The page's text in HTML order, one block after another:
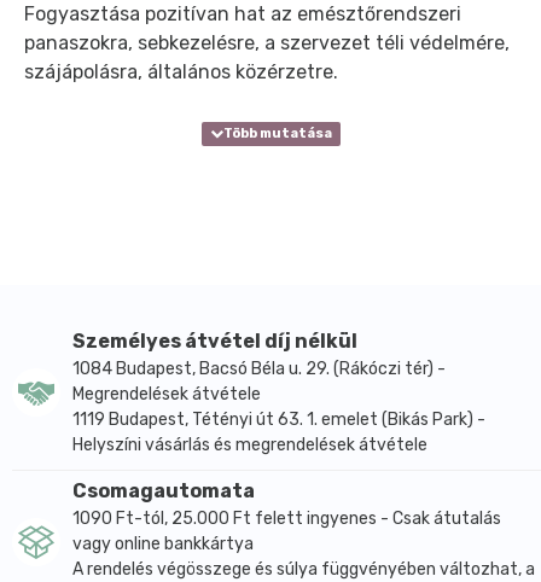
Fogyasztása pozitívan hat az emésztőrendszeri
panaszokra, sebkezelésre, a szervezet téli védelmére,
szájápolásra, általános közérzetre.
Személyes átvétel díj nélkül
1084 Budapest, Bacsó Béla u. 29. (Rákóczi tér) -
Megrendelések átvétele
1119 Budapest, Tétényi út 63. 1. emelet (Bikás Park) -
Helyszíni vásárlás és megrendelések átvétele
Csomagautomata
1090 Ft-tól, 25.000 Ft felett ingyenes - Csak átutalás
vagy online bankkártya
A rendelés végösszege és súlya függvényében változhat, a